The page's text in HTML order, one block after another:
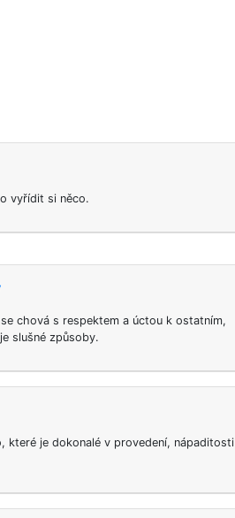
vyřídit si něco.
chová s respektem a úctou k ostatním,
slušné způsoby.
které je dokonalé v provedení, nápaditosti